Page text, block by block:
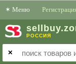
✶ Меню
sell buy
РОССИЯ
✕